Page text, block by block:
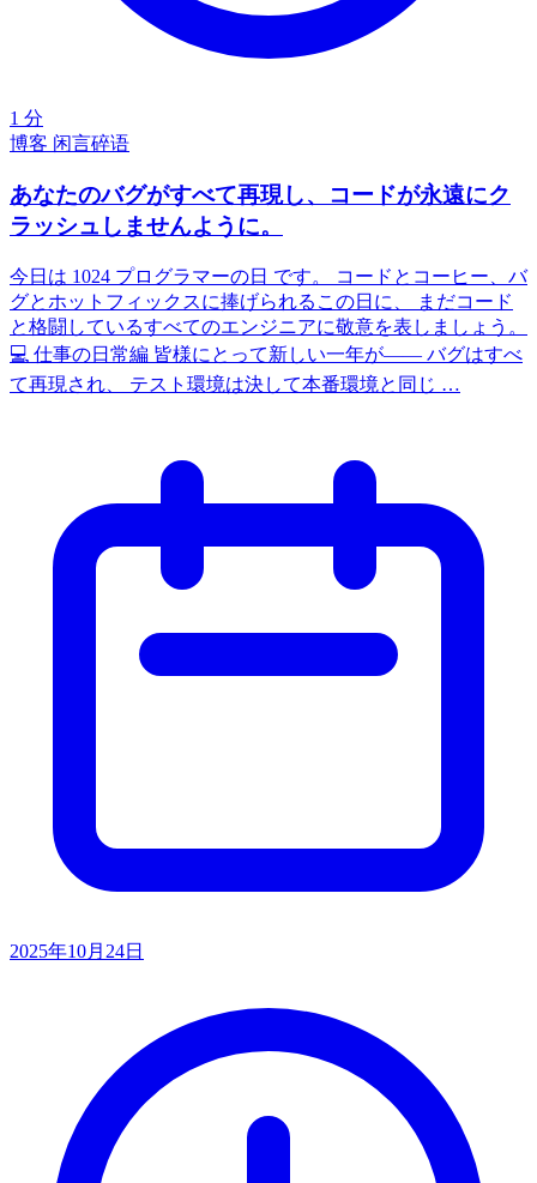
1 分
博客 闲言碎语
あなたのバグがすべて再現し、コードが永遠にク
ラッシュしませんように。
今日は 1024 プログラマーの日 です。 コードとコーヒー、バ
グとホットフィックスに捧げられるこの日に、 まだコード
と格闘しているすべてのエンジニアに敬意を表しましょう。
💻 仕事の日常編 皆様にとって新しい一年が—— バグはすべ
て再現され、 テスト環境は決して本番環境と同じ …
2025年10月24日